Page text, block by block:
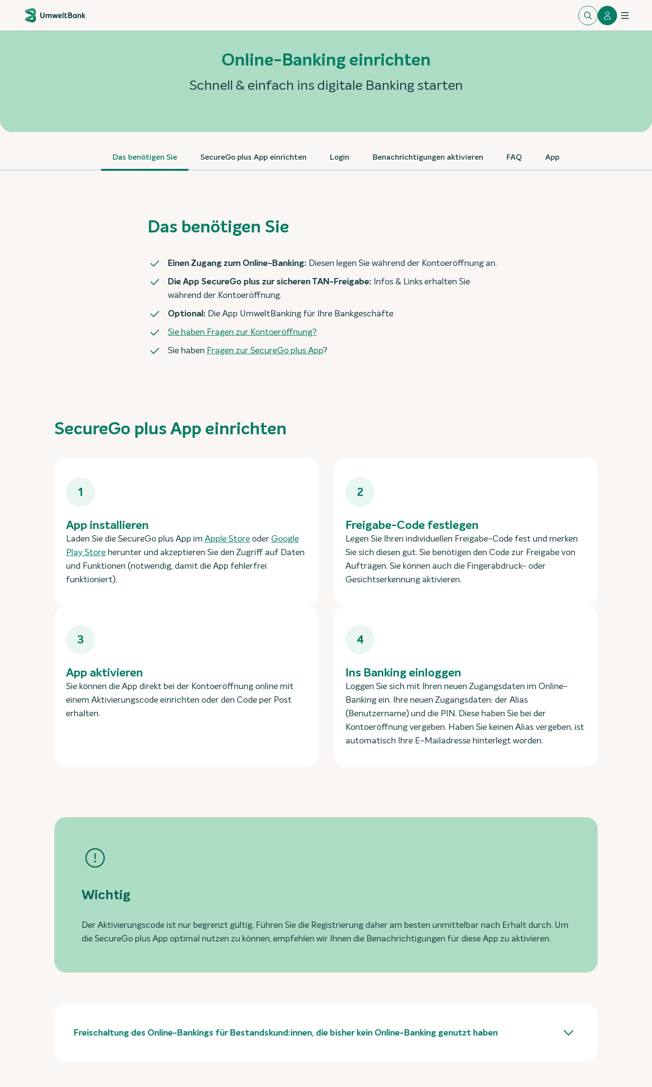
Online-Banking einrichten
Schnell & einfach ins digitale Banking starten
Das benötigen Sie SecureGo plus App einrichten Login Benachrichtigungen aktivieren FAQ App
Das benötigen Sie
Einen Zugang zum Online-Banking: Diesen legen Sie während der Kontoeröffnung an.
Die App SecureGo plus zur sicheren TAN-Freigabe: Infos & Links erhalten Sie
während der Kontoeröffnung.
Optional: Die App UmweltBanking für Ihre Bankgeschäfte
Sie haben Fragen zur Kontoeröffnung?
Sie haben Fragen zur SecureGo plus App?
SecureGo plus App einrichten
1
App installieren
Laden Sie die SecureGo plus App im Apple Store oder Google
Play Store herunter und akzeptieren Sie den Zugriff auf Daten
und Funktionen (notwendig, damit die App fehlerfrei
funktioniert).
2
Freigabe-Code festlegen
Legen Sie Ihren individuellen Freigabe-Code fest und merken
Sie sich diesen gut. Sie benötigen den Code zur Freigabe von
Aufträgen. Sie können auch die Fingerabdruck- oder
Gesichtserkennung aktivieren.
3
App aktivieren
Sie können die App direkt bei der Kontoeröffnung online mit
einem Aktivierungscode einrichten oder den Code per Post
erhalten.
4
Ins Banking einloggen
Loggen Sie sich mit Ihren neuen Zugangsdaten im Online-
Banking ein. Ihre neuen Zugangsdaten: der Alias
(Benutzername) und die PIN. Diese haben Sie bei der
Kontoeröffnung vergeben. Haben Sie keinen Alias vergeben, ist
automatisch Ihre E-Mailadresse hinterlegt worden.
Wichtig
Der Aktivierungscode ist nur begrenzt gültig. Führen Sie die Registrierung daher am besten unmittelbar nach Erhalt durch. Um
die SecureGo plus App optimal nutzen zu können, empfehlen wir Ihnen die Benachrichtigungen für diese App zu aktivieren.
Freischaltung des Online-Bankings für Bestandskund:innen, die bisher kein Online-Banking genutzt haben